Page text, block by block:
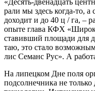
ра­ли мы здесь когда-то,
дохо­дит и до 40 ц / га, –
опы­те гла­ва КФХ
ста­вив­ший пло­ща­ди для
таю, это ста­ло
лис Семанс Рус». А
На липец­ком Дне поля
под­сол­неч­ни­ка не толь­ко